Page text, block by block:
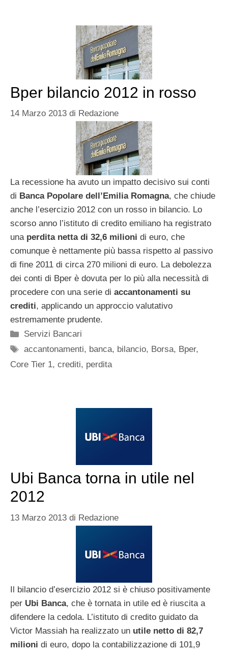
Bper bilancio 2012 in rosso
14 Marzo 2013 di Redazione
La recessione ha avuto un impatto decisivo sui conti
di Banca Popolare dell’Emilia Romagna, che chiude
anche l’esercizio 2012 con un rosso in bilancio. Lo
scorso anno l’istituto di credito emiliano ha registrato
una perdita netta di 32,6 milioni di euro, che
comunque è nettamente più bassa rispetto al passivo
di fine 2011 di circa 270 milioni di euro. La debolezza
dei conti di Bper è dovuta per lo più alla necessità di
procedere con una serie di accantonamenti su
crediti, applicando un approccio valutativo
estremamente prudente.
Categorie
Servizi Bancari
Tag
accantonamenti, banca, bilancio, Borsa, Bper,
Core Tier 1, crediti, perdita
Ubi Banca torna in utile nel
2012
13 Marzo 2013 di Redazione
Il bilancio d’esercizio 2012 si è chiuso positivamente
per Ubi Banca, che è tornata in utile ed è riuscita a
difendere la cedola. L’istituto di credito guidato da
Victor Massiah ha realizzato un utile netto di 82,7
milioni di euro, dopo la contabilizzazione di 101,9